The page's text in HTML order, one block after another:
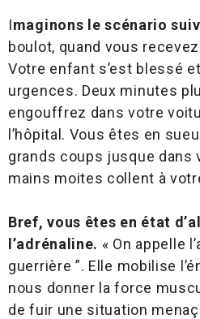
Imaginons le scénario
boulot, quand vous
Votre enfant s’est blessé
urgences. Deux minutes
engouffrez dans votre
l’hôpital. Vous êtes en
grands coups jusque dans
mains moites collent à
Bref, vous êtes en état
l’adrénaline. « On appelle
guerrière ”. Elle mobilise
nous donner la force
de fuir une situation